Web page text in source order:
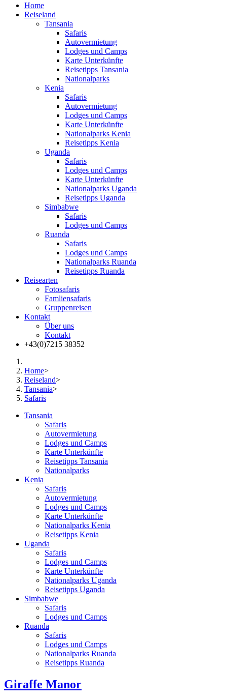
Home
Reiseland
Tansania
Safaris
Autovermietung
Lodges und Camps
Karte Unterkünfte
Reisetipps Tansania
Nationalparks
Kenia
Safaris
Autovermietung
Lodges und Camps
Karte Unterkünfte
Nationalparks Kenia
Reisetipps Kenia
Uganda
Safaris
Lodges und Camps
Karte Unterkünfte
Nationalparks Uganda
Reisetipps Uganda
Simbabwe
Safaris
Lodges und Camps
Ruanda
Safaris
Lodges und Camps
Nationalparks Ruanda
Reisetipps Ruanda
Reisearten
Fotosafaris
Famliensafaris
Gruppenreisen
Kontakt
Über uns
Kontakt
+43(0)7215 38352
Home>
Reiseland>
Tansania>
Safaris
Tansania
Safaris
Autovermietung
Lodges und Camps
Karte Unterkünfte
Reisetipps Tansania
Nationalparks
Kenia
Safaris
Autovermietung
Lodges und Camps
Karte Unterkünfte
Nationalparks Kenia
Reisetipps Kenia
Uganda
Safaris
Lodges und Camps
Karte Unterkünfte
Nationalparks Uganda
Reisetipps Uganda
Simbabwe
Safaris
Lodges und Camps
Ruanda
Safaris
Lodges und Camps
Nationalparks Ruanda
Reisetipps Ruanda
Giraffe Manor